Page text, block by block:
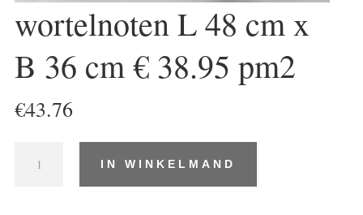
wortelnoten L 48 cm x
B 36 cm € 38.95 pm2
€43.76
IN WINKELMAND